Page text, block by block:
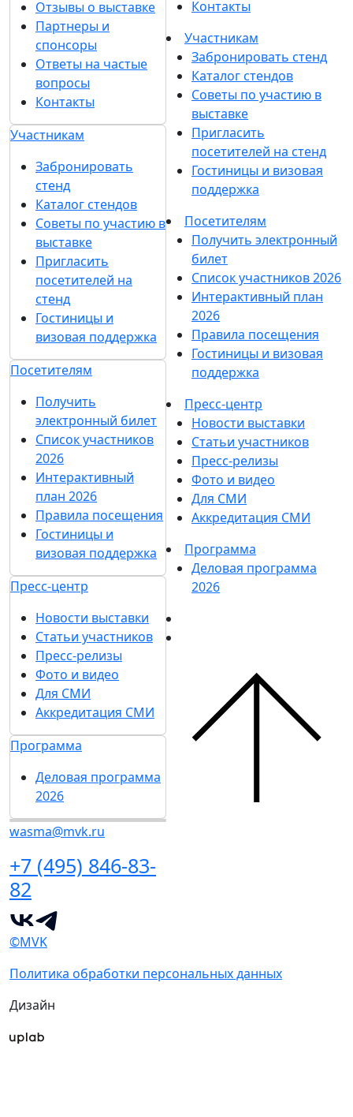
Отзывы о выставке
Партнеры и
спонсоры
Ответы на частые
вопросы
Контакты
Участникам
Забронировать
стенд
Каталог стендов
Советы по участию в
выставке
Пригласить
посетителей на
стенд
Гостиницы и
визовая поддержка
Посетителям
Получить
электронный билет
Список участников
2026
Интерактивный
план 2026
Правила посещения
Гостиницы и
визовая поддержка
Пресс-центр
Новости выставки
Статьи участников
Пресс-релизы
Фото и видео
Для СМИ
Аккредитация СМИ
Программа
Деловая программа
2026
wasma@mvk.ru
+7 (495) 846-83-
82
Контакты
Участникам
Забронировать стенд
Каталог стендов
Советы по участию в
выставке
Пригласить
посетителей на стенд
Гостиницы и визовая
поддержка
Посетителям
Получить электронный
билет
Список участников 2026
Интерактивный план
2026
Правила посещения
Гостиницы и визовая
поддержка
Пресс-центр
Новости выставки
Статьи участников
Пресс-релизы
Фото и видео
Для СМИ
Аккредитация СМИ
Программа
Деловая программа
2026
©MVK
Политика обработки персональных данных
Дизайн